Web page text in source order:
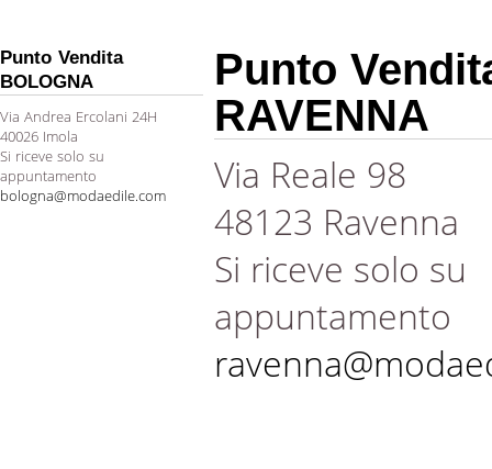
Punto Vendita
BOLOGNA
Via Andrea Ercolani 24H
40026 Imola
Si riceve solo su
appuntamento
bologna@modaedile.com
Punto
RAVENNA
Via Reale 98
48123 Ravenna
Si riceve solo su
appuntamento